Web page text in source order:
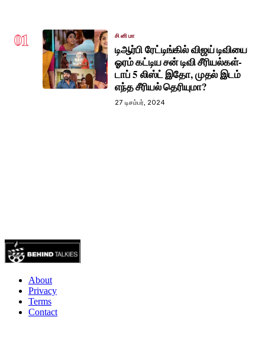
01 சினிமா
டிஆர்பி ரேட்டிங்கில் விஜய் டிவியை
ஓரம் கட்டிய சன் டிவி சீரியல்கள்-
டாப் 5 லிஸ்ட் இதோ, முதல் இடம்
எந்த சீரியல் தெரியுமா?
27 டிசம்பர், 2024
About
Privacy
Terms
Contact